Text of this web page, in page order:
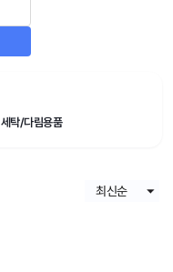
세탁/다림용품